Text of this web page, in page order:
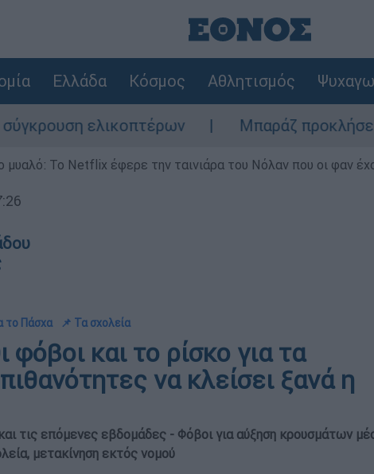
Ελλάδα Κόσμος Αθλητισμός
ελικοπτέρων Μπαράζ προκλήσεων της
μυαλό: Το Netflix έφερε την ταινιάρα του Νόλαν που οι φαν
το Πάσχα 📌 Τα σχολεία
και το ρίσκο για τα
να κλείσει ξανά η
τις επόμενες εβδομάδες - Φόβοι για αύξηση κρουσμάτων
μετακίνηση εκτός νομού